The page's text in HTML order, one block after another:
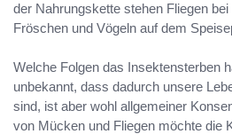
der Nahrungskette stehen Fliegen
Fröschen und Vögeln auf dem
Welche Folgen das Insektensterben
unbekannt, dass dadurch unsere
sind, ist aber wohl allgemeiner
von Mücken und Fliegen möchte die